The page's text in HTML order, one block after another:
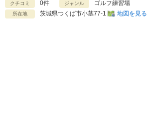
クチコミ 0件 ジャンル ゴルフ練習場
所在地 茨城県つくば市小茎77-1 地図を見る